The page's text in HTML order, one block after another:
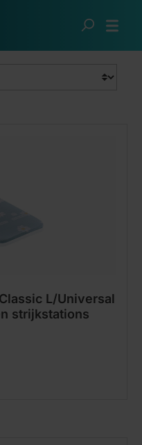
L/Universal
strijkstations